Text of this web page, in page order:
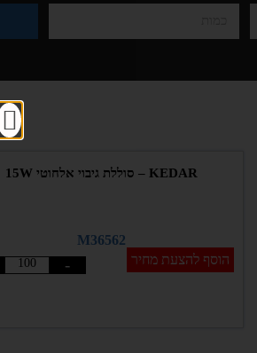
KEDAR – סוללת גיבוי אלחוטי 15W
M36562
- הוסף להצעת מחיר